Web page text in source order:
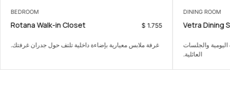
DINING ROOM
Vetra Dining
والجلسات
العائلية.
BEDROOM
Rotana Walk-in Closet 1.755
$
غرفة ملابس معيارية بإضاءة داخلية تلتف حول جدران غرفتك.